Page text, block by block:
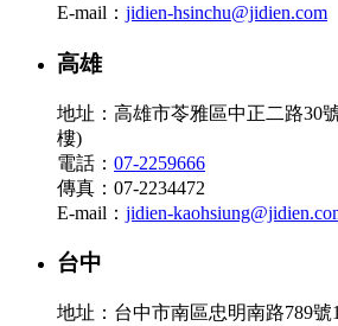
E-mail： jidien-hsinchu@jidien.com
高雄
地址：高雄市苓雅區中正二路30
樓)
電話： 07-2259666
傳真：07-2234472
E-mail： jidien-
台中
地址：台中市南區忠明南路789號